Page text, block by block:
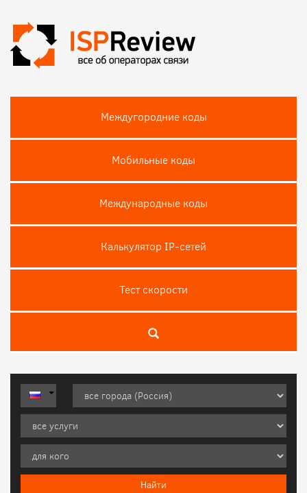
Междугородние коды
Мобильные коды
Международные коды
Калькулятор IP-сетей
Тест скороcти